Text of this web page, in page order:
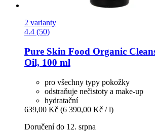
2 varianty
4.4 (50)
Pure Skin Food Organic
Oil, 100 ml
pro všechny typy pokožky
odstraňuje nečistoty a make-up
hydratační
639,00 Kč (6 390,00 Kč / l)
Doručení do 12. srpna